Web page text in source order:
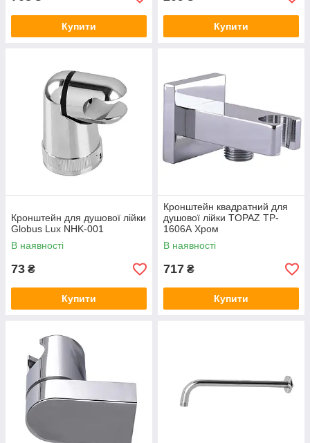
Купити Купити
Кронштейн для душової лійки
Globus Lux NHK-001
В наявності
73 ₴
Купити
Кронштейн квадратний для
душової лійки TOPAZ TP-
1606А Хром
В наявності
717 ₴
Купити